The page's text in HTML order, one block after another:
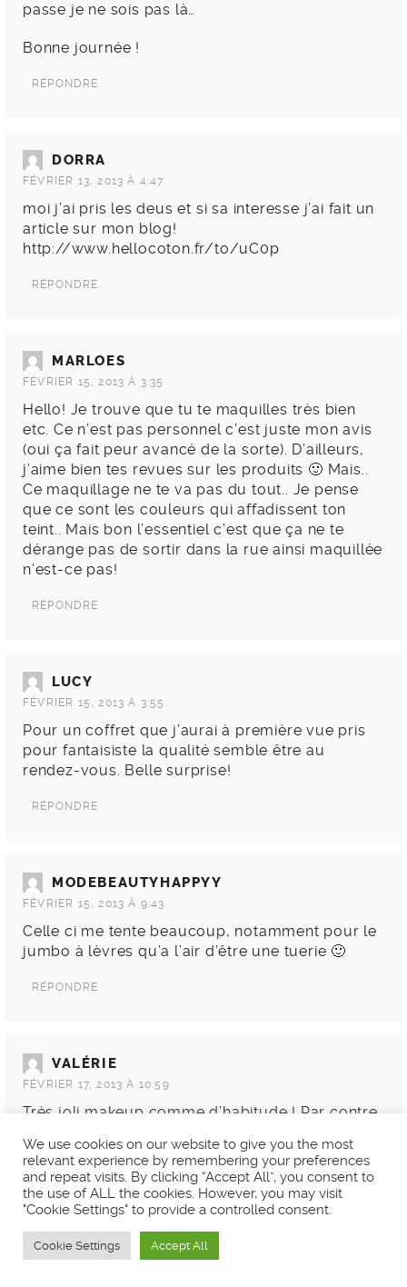
passe je ne sois pas là…
Bonne journée !
RÉPONDRE
DORRA
FÉVRIER 13, 2013 À 4:47
moi j’ai pris les deus et si sa interesse j’ai fait un
article sur mon blog!
http://www.hellocoton.fr/to/uC0p
RÉPONDRE
MARLOES
FÉVRIER 15, 2013 À 3:35
Hello! Je trouve que tu te maquilles très bien
etc. Ce n’est pas personnel c’est juste mon avis
(oui ça fait peur avancé de la sorte). D’ailleurs,
j’aime bien tes revues sur les produits 🙂 Mais..
Ce maquillage ne te va pas du tout.. Je pense
que ce sont les couleurs qui affadissent ton
teint.. Mais bon l’essentiel c’est que ça ne te
dérange pas de sortir dans la rue ainsi maquillée
n’est-ce pas!
RÉPONDRE
LUCY
FÉVRIER 15, 2013 À 3:55
Pour un coffret que j’aurai à première vue pris
pour fantaisiste la qualité semble être au
rendez-vous. Belle surprise!
RÉPONDRE
MODEBEAUTYHAPPYY
FÉVRIER 15, 2013 À 9:43
Celle ci me tente beaucoup, notamment pour le
jumbo à lèvres qu’a l’air d’être une tuerie 🙂
RÉPONDRE
VALÉRIE
FÉVRIER 17, 2013 À 10:59
Très joli makeup comme d’habitude ! Par contre
personnage sur tes aventures internet et blog 😉
je suis sûre qu’on te lirait
RÉPONDRE
We use cookies on our website to give you the most
relevant experience by remembering your preferences
and repeat visits. By clicking “Accept All”, you consent to
the use of ALL the cookies. However, you may visit
"Cookie Settings" to provide a controlled consent.
Cookie Settings Accept All